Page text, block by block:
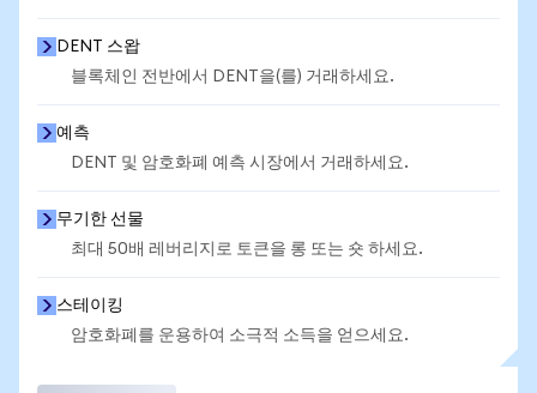
DENT 스왑
블록체인 전반에서 DENT을(를) 거래하세요.
예측
DENT 및 암호화폐 예측 시장에서 거래하세요.
무기한 선물
최대 50배 레버리지로 토큰을 롱 또는 숏 하세요.
스테이킹
암호화폐를 운용하여 소극적 소득을 얻으세요.